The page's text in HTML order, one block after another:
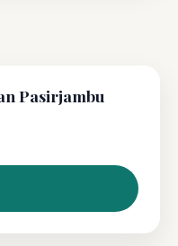
Pasirjambu